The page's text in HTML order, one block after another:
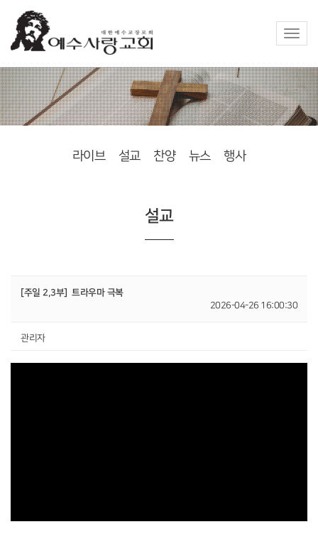
Toggle
라이브 설교 찬양 뉴스 행사
설교
[주일 2,3부]
트라우마 극복
2026-04-26 16:00:30
관리자